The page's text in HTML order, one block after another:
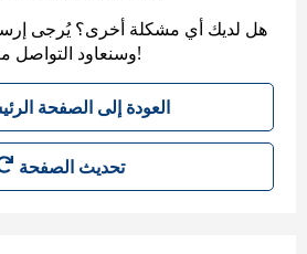
هل لديك أي مشكلة أخرى؟ يُرجى
وسنعاود التواصل معك. شكرًا على صبرك!
العودة إلى الصفحة
تحديث الصفحة